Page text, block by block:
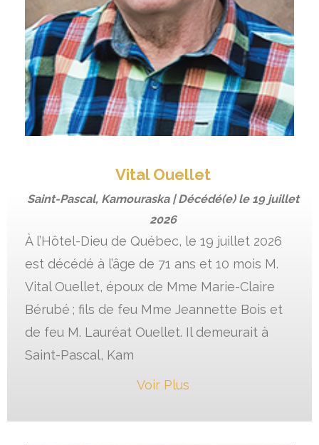
Vital Ouellet
Saint-Pascal, Kamouraska | Décédé(e) le 19 juillet
2026
À l’Hôtel-Dieu de Québec, le 19 juillet 2026
est décédé à l’âge de 71 ans et 10 mois M.
Vital Ouellet, époux de Mme Marie-Claire
Bérubé ; fils de feu Mme Jeannette Bois et
de feu M. Lauréat Ouellet. Il demeurait à
Saint-Pascal, Kam
Voir Plus